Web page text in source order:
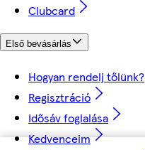
Clubcard
Első bevásárlás
Hogyan rendelj tőlünk?
Regisztráció
Idősáv foglalása
Kedvenceim